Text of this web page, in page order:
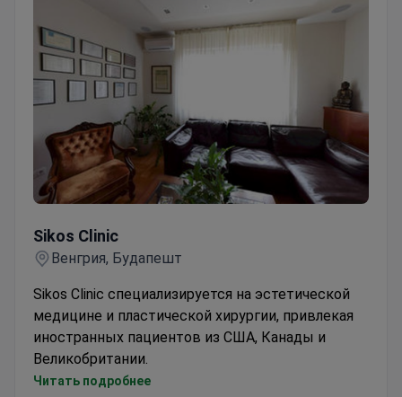
Sikos Clinic
Венгрия, Будапешт
Sikos Clinic специализируется на эстетической
медицине и пластической хирургии, привлекая
иностранных пациентов из США, Канады и
Великобритании.
Сильный акцент как на косметическую, так и
Читать подробнее